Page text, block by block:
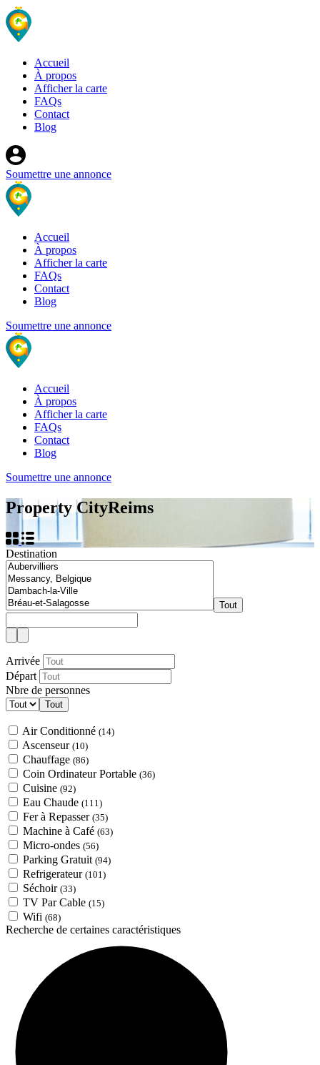
Accueil
À propos
Afficher la carte
FAQs
Contact
Blog
Soumettre une annonce
Accueil
À propos
Afficher la carte
FAQs
Contact
Blog
Soumettre une annonce
Accueil
À propos
Afficher la carte
FAQs
Contact
Blog
Soumettre une annonce
Property CityReims
Destination
Tout
Arrivée
Départ
Nbre de personnes
Tout
Air Conditionné (14)
Ascenseur (10)
Chauffage (86)
Coin Ordinateur Portable (36)
Cuisine (92)
Eau Chaude (111)
Fer à Repasser (35)
Machine à Café (63)
Micro-ondes (56)
Parking Gratuit (94)
Refrigerateur (101)
Séchoir (33)
TV Par Cable (15)
Wifi (68)
Recherche de certaines caractéristiques